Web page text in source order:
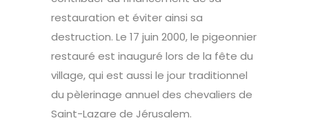
restauration et éviter ainsi sa
destruction. Le 17 juin 2000, le pigeonnier
restauré est inauguré lors de la fête du
village, qui est aussi le jour traditionnel
du pèlerinage annuel des chevaliers de
Saint-Lazare de Jérusalem.